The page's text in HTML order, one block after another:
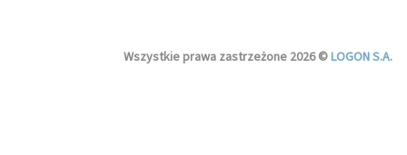
Wszystkie prawa zastrzeżone 2026 ©LOGON S.A.